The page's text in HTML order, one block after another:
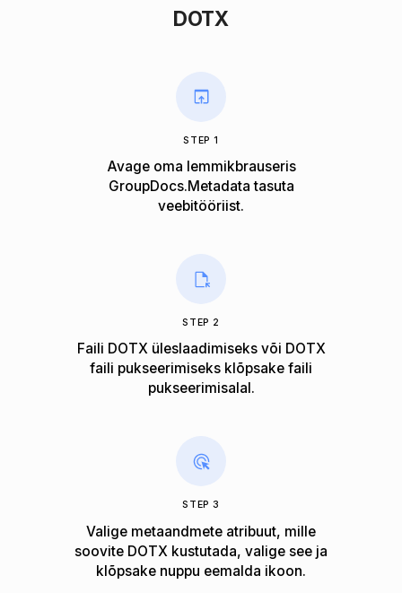
DOTX
STEP 1
Avage oma lemmikbrauseris
GroupDocs.Metadata tasuta
veebitööriist.
STEP 2
Faili DOTX üleslaadimiseks või DOTX
faili pukseerimiseks klõpsake faili
pukseerimisalal.
STEP 3
Valige metaandmete atribuut, mille
soovite DOTX kustutada, valige see ja
klõpsake nuppu eemalda ikoon.